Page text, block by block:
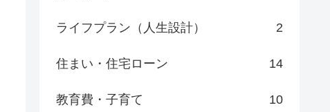
ライフプラン（人生設計） 2
住まい・住宅ローン 14
教育費・子育て 10